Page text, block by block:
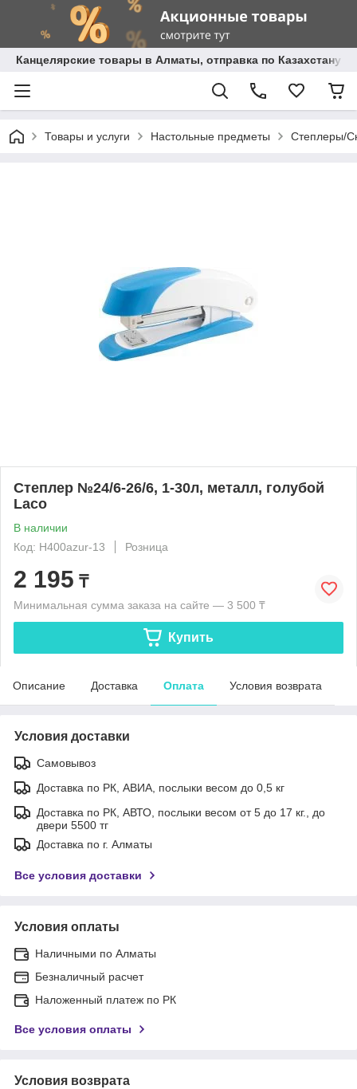
Канцелярские товары в Алматы, отправка по Казахстану.
Товары и услуги Настольные предметы Степлеры/
Степлер №24/6-26/6, 1-30л, металл, голубой
Laco
В наличии
Код: H400azur-13
Розница
2 195 ₸
Минимальная сумма заказа на сайте — 3 500 ₸
Купить
Описание Доставка Оплата Условия возврата
Условия доставки
Самовывоз
Доставка по РК, АВИА, послыки весом до 0,5 кг
Доставка по РК, АВТО, послыки весом от 5 до 17 кг., до
двери 5500 тг
Доставка по г. Алматы
Все условия доставки
Условия оплаты
Наличными по Алматы
Безналичный расчет
Наложенный платеж по РК
Все условия оплаты
Условия возврата